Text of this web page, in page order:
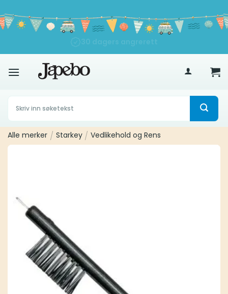
to
content
Søk
etter:
Alle merker / Starkey / Vedlikehold og Rens